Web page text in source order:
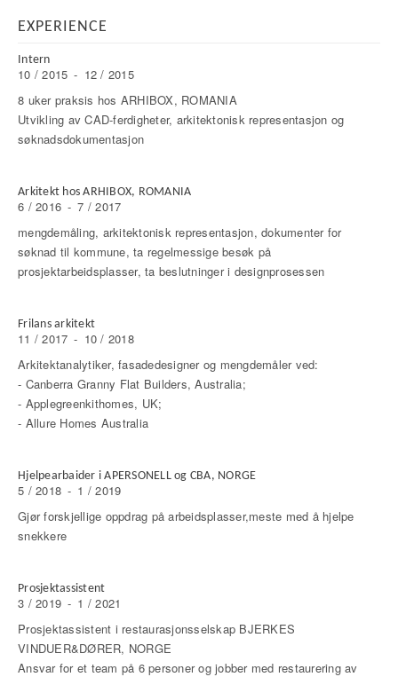
EXPERIENCE
Intern
10 / 2015 - 12 / 2015
8 uker praksis hos ARHIBOX, ROMANIA
Utvikling av CAD-ferdigheter, arkitektonisk representasjon og
søknadsdokumentasjon
Arkitekt hos ARHIBOX, ROMANIA
6 / 2016 - 7 / 2017
mengdemåling, arkitektonisk representasjon, dokumenter for
søknad til kommune, ta regelmessige besøk på
prosjektarbeidsplasser, ta beslutninger i designprosessen
Frilans arkitekt
11 / 2017 - 10 / 2018
Arkitektanalytiker, fasadedesigner og mengdemåler ved:
- Canberra Granny Flat Builders, Australia;
- Applegreenkithomes, UK;
- Allure Homes Australia
Hjelpearbaider i APERSONELL og CBA, NORGE
5 / 2018 - 1 / 2019
Gjør forskjellige oppdrag på arbeidsplasser,meste med å hjelpe
snekkere
Prosjektassistent
3 / 2019 - 1 / 2021
Prosjektassistent i restaurasjonsselskap BJERKES
VINDUER&DØRER, NORGE
Ansvar for et team på 6 personer og jobber med restaurering av